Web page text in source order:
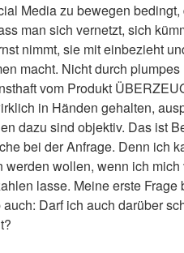
Media zu bewegen
man sich vernetzt, sich
nimmt, sie mit einbezieht
macht. Nicht durch
vom Produkt
in Händen gehalten,
dazu sind objektiv. Das ist
bei der Anfrage. Denn ich
werden wollen, wenn ich
lasse. Meine erste
Darf ich auch darüber